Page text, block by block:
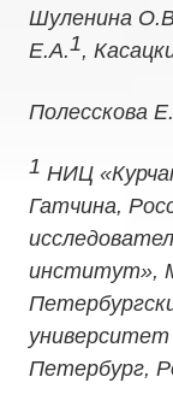
Шуленина
Е.А.1,
Полесскова
1 НИЦ
Гатчина,
институт»,
Петербург,